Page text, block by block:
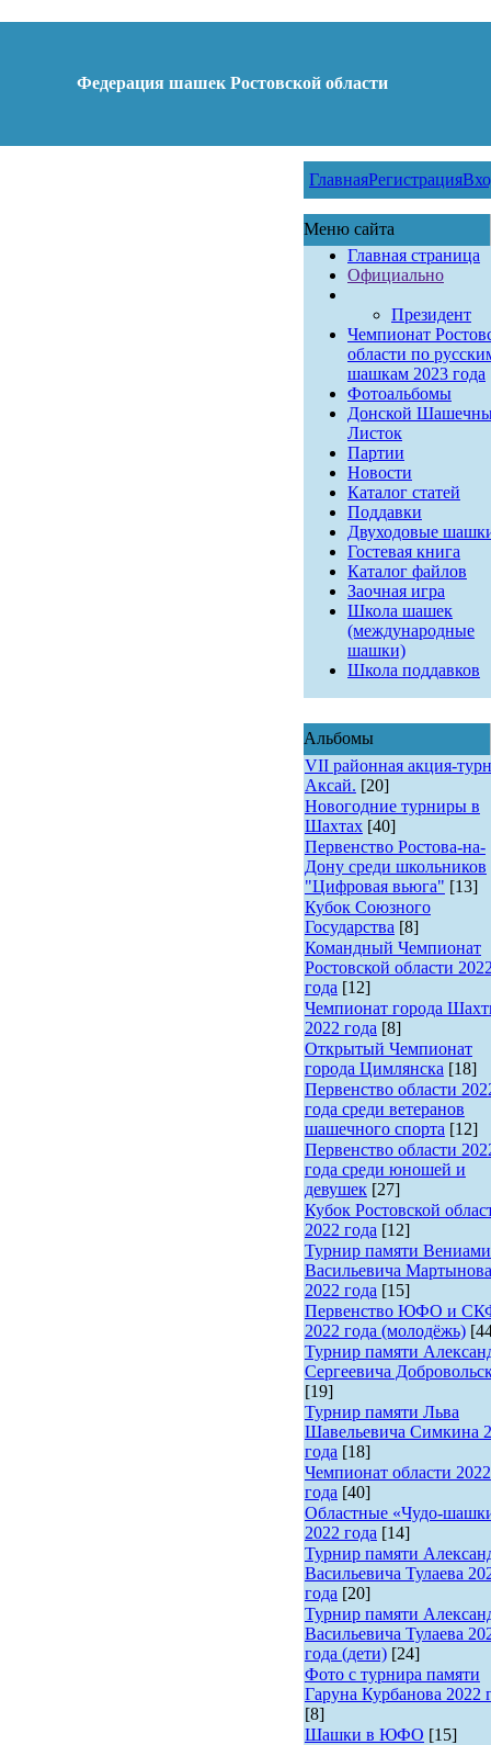
Федерация шашек Ростовской области
ГлавнаяРегистрация
Меню сайта
Главная страница
Официально
Президент
Чемпионат
области по
шашкам 2023 года
Фотоальбомы
Донской
Листок
Партии
Новости
Каталог статей
Поддавки
Двуходовые
Гостевая книга
Каталог файлов
Заочная игра
Школа шашек
(международные
шашки)
Школа поддавков
Альбомы
VII районная акция-
Аксай. [20]
Новогодние турниры в
Шахтах [40]
Первенство Ростова-на-
Дону среди школьников
"Цифровая вьюга" [13]
Кубок Союзного
Государства [8]
Командный Чемпионат
Ростовской области 2022
года [12]
Чемпионат города
2022 года [8]
Открытый Чемпионат
города Цимлянска [18]
Первенство области
года среди ветеранов
шашечного спорта [12]
Первенство области
года среди юношей и
девушек [27]
Кубок Ростовской
2022 года [12]
Турнир памяти
Васильевича Мартынова
2022 года [15]
Первенство ЮФО и
2022 года (молодёжь)
Турнир памяти
Сергеевича
[19]
Турнир памяти Льва
Шавельевича Симкина
года [18]
Чемпионат области 2022
года [40]
Областные «Чудо-
2022 года [14]
Турнир памяти
Васильевича Тулаева
года [20]
Турнир памяти
Васильевича Тулаева
года (дети) [24]
Фото с турнира памяти
Гаруна Курбанова 2022
[8]
Шашки в ЮФО [15]